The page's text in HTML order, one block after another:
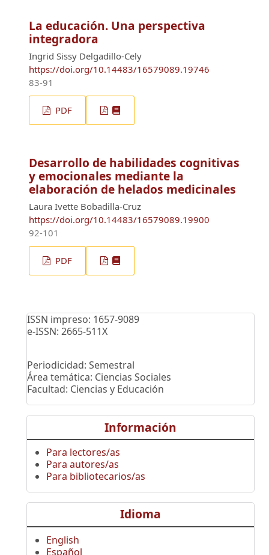
La educación. Una perspectiva
integradora
Ingrid Sissy Delgadillo-Cely
https://doi.org/10.14483/16579089.19746
83-91
PDF
Desarrollo de habilidades cognitivas
y emocionales mediante la
elaboración de helados medicinales
Laura Ivette Bobadilla-Cruz
https://doi.org/10.14483/16579089.19900
92-101
PDF
ISSN impreso: 1657-9089
e-ISSN: 2665-511X
Periodicidad: Semestral
Área temática: Ciencias Sociales
Facultad: Ciencias y Educación
Información
Para lectores/as
Para autores/as
Para bibliotecarios/as
Idioma
English
Español